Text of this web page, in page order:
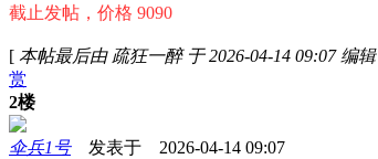
截止发帖， 价格 9090
[ 本帖最后由 疏狂一醉 于 2026-04-14 09:07 编辑
赏
2楼
伞兵1号发表于 2026-04-14 09:07